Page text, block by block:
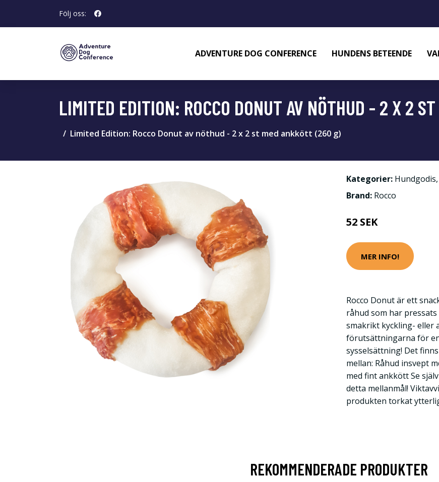
Följ oss:
ADVENTURE DOG CONFERENCE HUNDENS BETEENDE
LIMITED EDITION: ROCCO DONUT AV NÖTHUD - 2 X 2
Limited Edition: Rocco Donut av nöthud - 2 x 2 st med ankkött (260 g)
Kategorier: Hundgodis,
Brand: Rocco
52 SEK
MER INFO!
Rocco Donut är ett
råhud som har
smakrikt kyckling- eller
förutsättningarna för
sysselsättning! Det
mellan: Råhud insvept
med fint ankkött Se
detta mellanmål!
produkten torkat
REKOMMENDERADE PRODUKTER